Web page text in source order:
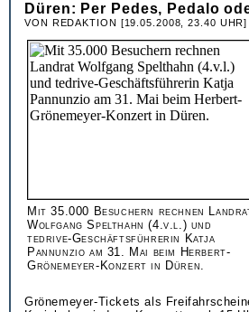
Düren: Per Pedes, Pedalo
VON REDAKTION [19.05.2008, 23.40 UHR]
Mit 35.000 Besuchern rechnen
Wolfgang Spelthahn (4.v.l.) und
tedrive-Geschäftsführerin Katja
Pannunzio am 31. Mai beim Herbert-
Grönemeyer-Konzert in Düren.
Grönemeyer-Tickets als